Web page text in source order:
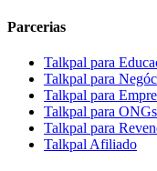
Parcerias
Talkpal para
Talkpal para
Talkpal para
Talkpal para ONGs
Talkpal para
Talkpal Afiliado